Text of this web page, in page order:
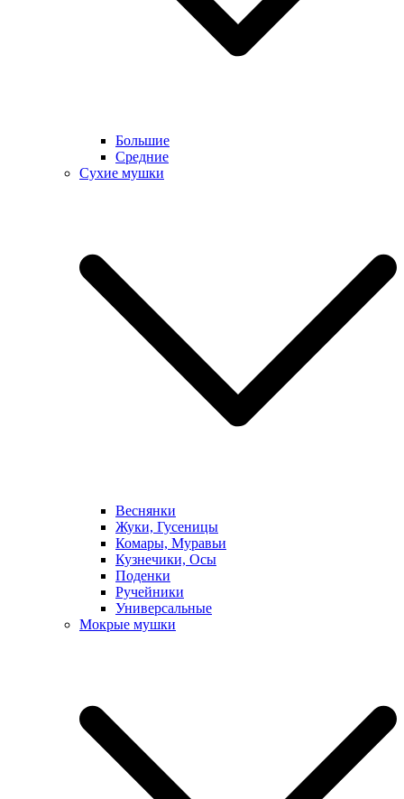
Большие
Средние
Сухие мушки
Веснянки
Жуки, Гусеницы
Комары, Муравьи
Кузнечики, Осы
Поденки
Ручейники
Универсальные
Мокрые мушки